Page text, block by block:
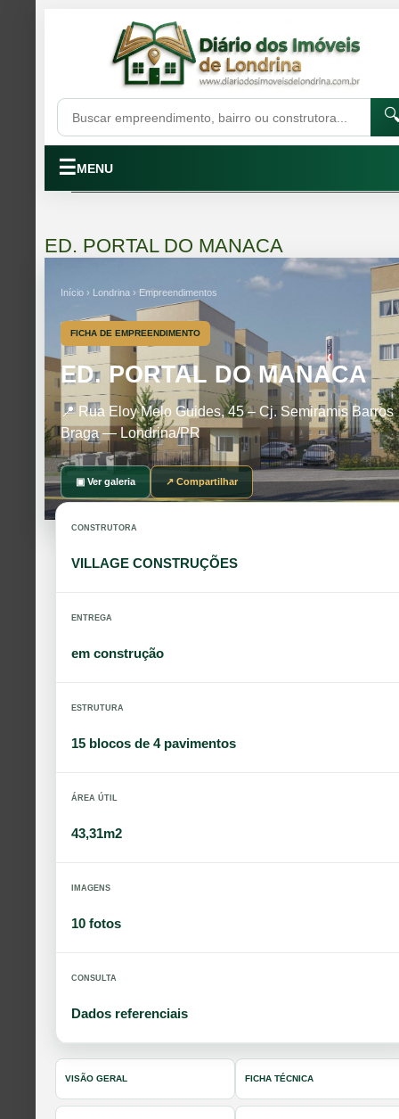
☰MENU
ED. PORTAL DO MANACA
Início › Londrina › Empreendimentos
FICHA DE EMPREENDIMENTO
ED. PORTAL DO MANACA
📍 Rua Eloy Melo Guides, 45 – Cj. Semiramis Barros
Braga — Londrina/PR
▣ Ver galeria ↗ Compartilhar
CONSTRUTORA
VILLAGE CONSTRUÇÕES
ENTREGA
em construção
ESTRUTURA
15 blocos de 4 pavimentos
ÁREA ÚTIL
43,31m2
IMAGENS
10 fotos
CONSULTA
Dados referenciais
VISÃO GERAL FICHA TÉCNICA